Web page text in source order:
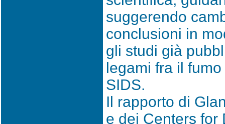
suggerendo
conclusioni in
gli studi già
legami fra il
SIDS.
Il rapporto di
e dei Centers for